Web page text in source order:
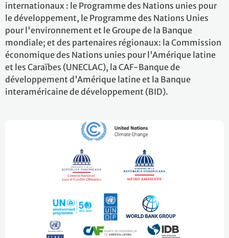
internationaux : le Programme des Nations unies pour
le développement, le Programme des Nations Unies
pour l'environnement et le Groupe de la Banque
mondiale; et des partenaires régionaux: la Commission
économique des Nations unies pour l'Amérique latine
et les Caraïbes (UNECLAC), la CAF-Banque de
développement d'Amérique latine et la Banque
interaméricaine de développement (BID).